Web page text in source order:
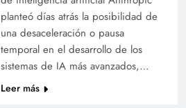
planteó días atrás la posibilidad de
una desaceleración o pausa
temporal en el desarrollo de los
sistemas de IA más avanzados,…
Leer más